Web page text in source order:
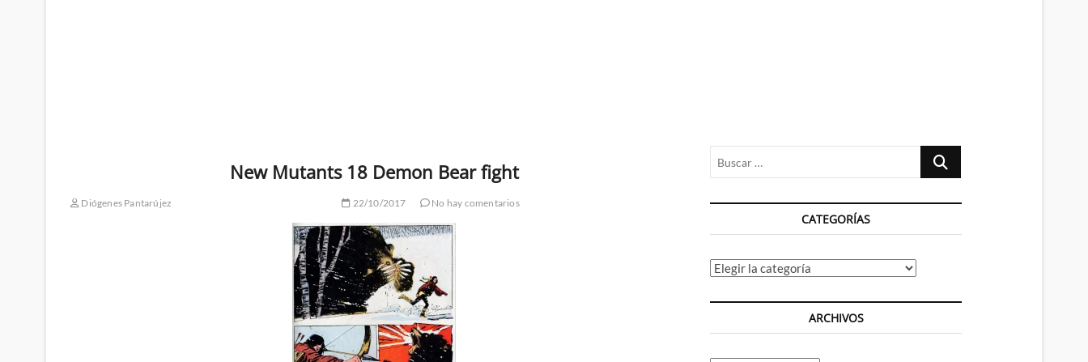
New Mutants 18 Demon Bear fight
Diógenes Pantarújez 22/10/2017 No hay comentarios
Buscar
CATEGORÍAS
Categorías
ARCHIVOS